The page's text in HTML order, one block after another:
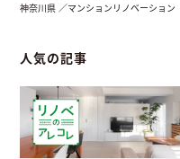
神奈川県 ／マンションリノベーション
人気の記事